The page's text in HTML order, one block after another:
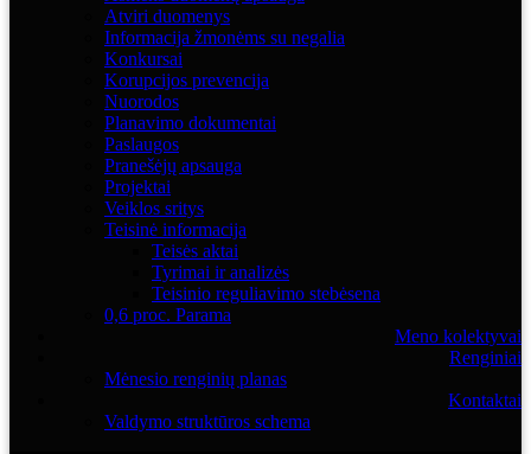
Atviri duomenys
Informacija žmonėms su negalia
Konkursai
Korupcijos prevencija
Nuorodos
Planavimo dokumentai
Paslaugos
Pranešėjų apsauga
Projektai
Veiklos sritys
Teisinė informacija
Teisės aktai
Tyrimai ir analizės
Teisinio reguliavimo stebėsena
0,6 proc. Parama
Meno kolektyvai
Renginiai
Mėnesio renginių planas
Kontaktai
Valdymo struktūros schema